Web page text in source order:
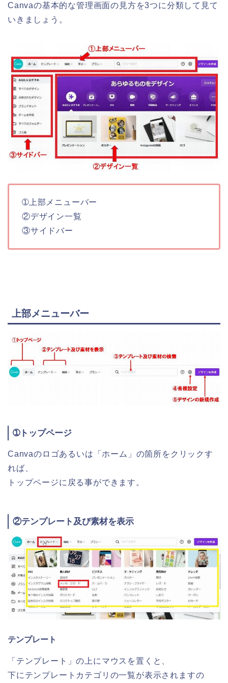
Canvaの基本的な管理画面の見方を3つに分類して見て
いきましょう。
➀上部メニューバー
②デザイン一覧
③サイドバー
上部メニューバー
➀トップページ
Canvaのロゴあるいは「ホーム」の箇所をクリックす
れば、
トップページに戻る事ができます。
②テンプレート及び素材を表示
テンプレート
「テンプレート」の上にマウスを置くと、
下にテンプレートカテゴリの一覧が表示されますの